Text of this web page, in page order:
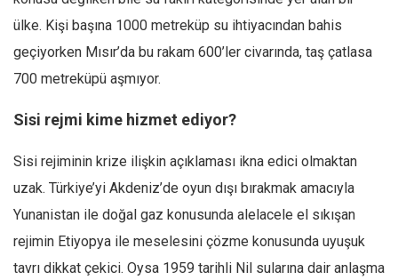
Tüm Sayılar
Kategoriler
Kültür Sanat
Kitap
7 soruda bu hafta
Ekonomi
Manzara
ülke. Kişi başına 1000 metreküp su ihtiyacından bahis
geçiyorken Mısır’da bu rakam 600’ler civarında, taş çatlasa
700 metreküpü aşmıyor.
Sisi rejmi kime hizmet ediyor?
Sisi rejiminin krize ilişkin açıklaması ikna edici olmaktan
uzak. Türkiye’yi Akdeniz’de oyun dışı bırakmak amacıyla
Yunanistan ile doğal gaz konusunda alelacele el sıkışan
rejimin Etiyopya ile meselesini çözme konusunda uyuşuk
tavrı dikkat çekici. Oysa 1959 tarihli Nil sularına dair anlaşma